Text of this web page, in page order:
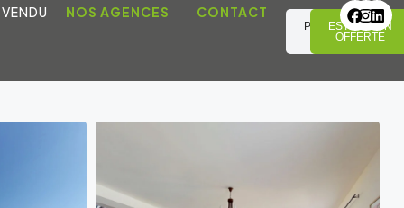
NOS AGENCES CONTACT
PRENDRE
RDV
ESTIMATION
OFFERTE